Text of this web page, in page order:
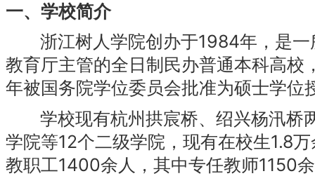
一、学校简介
浙江树人学院创办于1984年，是一
教育厅主管的全日制民办普通本科高
年被国务院学位委员会批准为硕士学位
学校现有杭州拱宸桥、绍兴杨汛桥
学院等12个二级学院，现有在校生1.8
教职工1400余人，其中专任教师1150